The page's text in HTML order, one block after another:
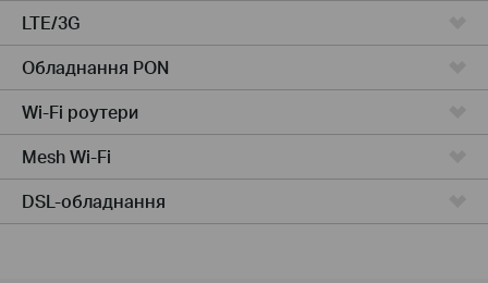
LTE/3G
Обладнання PON
Wi-Fi роутери
Mesh Wi-Fi
DSL-обладнання